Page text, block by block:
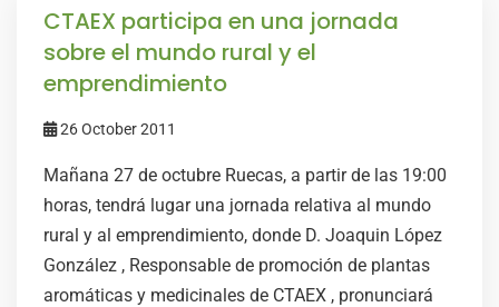
CTAEX participa en una jornada
sobre el mundo rural y el
emprendimiento
26 October 2011
Mañana 27 de octubre Ruecas, a partir de las 19:00
horas, tendrá lugar una jornada relativa al mundo
rural y al emprendimiento, donde D. Joaquin López
González , Responsable de promoción de plantas
aromáticas y medicinales de CTAEX , pronunciará